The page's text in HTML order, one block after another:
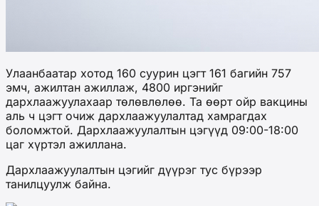
Улаанбаатар хотод 160 суурин цэгт 161 багийн 757
эмч, ажилтан ажиллаж, 4800 иргэнийг
дархлаажуулахаар төлөвлөлөө. Та өөрт ойр вакцины
аль ч цэгт очиж дархлаажуулалтад хамрагдах
боломжтой. Дархлаажуулалтын цэгүүд 09:00-18:00
цаг хүртэл ажиллана.
Дархлаажуулалтын цэгийг дүүрэг тус бүрээр
танилцуулж байна.